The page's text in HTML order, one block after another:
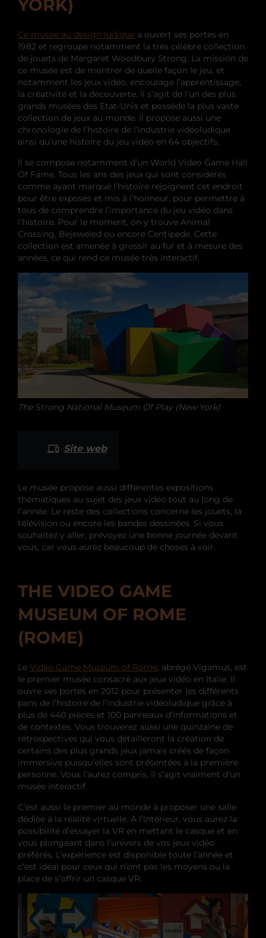
YORK)
Ce musée au design ludique a ouvert ses portes en
1982 et regroupe notamment la très célèbre collection
de jouets de Margaret Woodbury Strong. La mission de
ce musée est de montrer de quelle façon le jeu, et
notamment les jeux vidéo, encourage l’apprentissage,
la créativité et la découverte. Il s’agit de l’un des plus
grands musées des Etat-Unis et possède la plus vaste
collection de jeux au monde. Il propose aussi une
chronologie de l’histoire de l’industrie vidéoludique
ainsi qu’une histoire du jeu vidéo en 64 objectifs.
Il se compose notamment d’un World Video Game Hall
Of Fame. Tous les ans des jeux qui sont considérés
comme ayant marqué l’histoire rejoignent cet endroit
pour être exposés et mis à l’honneur, pour permettre à
tous de comprendre l’importance du jeu vidéo dans
l’histoire. Pour le moment, on y trouve Animal
Crossing, Bejeweled ou encore Centipede. Cette
collection est amenée à grossir au fur et à mesure des
années, ce qui rend ce musée très interactif.
The Strong National Museum Of Play (New York)
Site web
Le musée propose aussi différentes expositions
thématiques au sujet des jeux vidéo tout au long de
l’année. Le reste des collections concerne les jouets, la
télévision ou encore les bandes dessinées. Si vous
souhaitez y aller, prévoyez une bonne journée devant
vous, car vous aurez beaucoup de choses à voir.
THE VIDEO GAME
MUSEUM OF ROME
(ROME)
Le Video Game Museum of Rome, abrégé Vigamus, est
le premier musée consacré aux jeux vidéo en Italie. Il
ouvre ses portes en 2012 pour présenter les différents
pans de l’histoire de l’industrie vidéoludique grâce à
plus de 440 pièces et 100 panneaux d’informations et
de contextes. Vous trouverez aussi une quinzaine de
rétrospectives qui vous détailleront la création de
certains des plus grands jeux jamais créés de façon
immersive puisqu’elles sont présentées à la première
personne. Vous l’aurez compris, il s’agit vraiment d’un
musée interactif.
C’est aussi le premier au monde à proposer une salle
dédiée à la réalité virtuelle. À l’intérieur, vous aurez la
possibilité d’essayer la VR en mettant le casque et en
vous plongeant dans l’univers de vos jeux vidéo
préférés. L’expérience est disponible toute l’année et
c’est idéal pour ceux qui n’ont pas les moyens ou la
place de s’offrir un casque VR.